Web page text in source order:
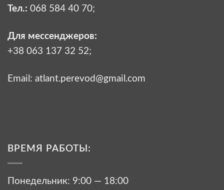
Тел.: 068 584 40 70;
Для мессенджеров:
+38 063 137 32 52;
Email: atlant.perevod@gmail.com
ВРЕМЯ РАБОТЫ:
Понедельник: 9:00 — 18:00